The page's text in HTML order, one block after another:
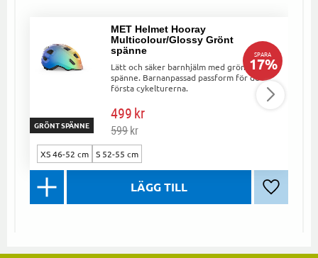
MET Helmet Hooray
Multicolour/Glossy Grönt
spänne
Lätt och säker barnhjälm med grönt
spänne. Barnanpassad passform för de
första cykelturerna.
499kr
599kr
SPARA
17%
GRÖNT SPÄNNE
Lägg till
XS 46-52 cm S 52-55 cm